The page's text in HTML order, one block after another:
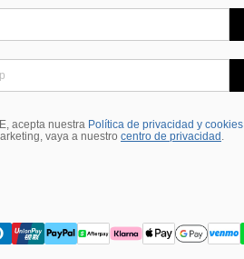
acepta nuestra Política de privacidad y cookies
vaya a nuestro centro de privacidad .